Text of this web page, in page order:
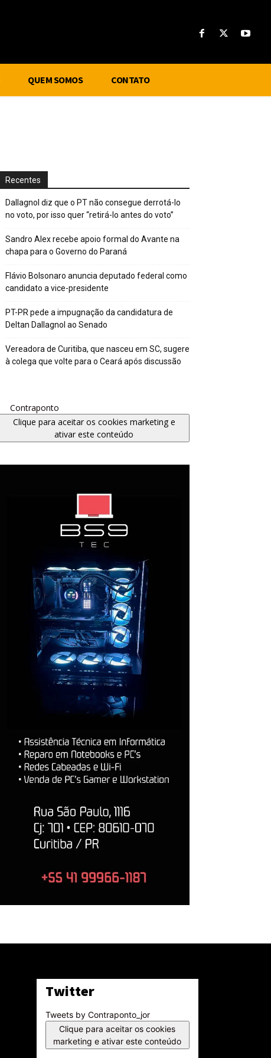
QUEM SOMOS CONTATO
Recentes
Dallagnol diz que o PT não consegue derrotá-lo
no voto, por isso quer “retirá-lo antes do voto”
Sandro Alex recebe apoio formal do Avante na
chapa para o Governo do Paraná
Flávio Bolsonaro anuncia deputado federal como
candidato a vice-presidente
PT-PR pede a impugnação da candidatura de
Deltan Dallagnol ao Senado
Vereadora de Curitiba, que nasceu em SC, sugere
à colega que volte para o Ceará após discussão
Contraponto
Clique para aceitar os cookies marketing e
ativar este conteúdo
Twitter
Tweets by Contraponto_jor
Clique para aceitar os cookies
marketing e ativar este conteúdo